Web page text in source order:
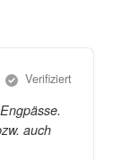
Verifiziert
auch